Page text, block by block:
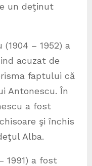
un deţinut
– 1952) a
acuzat de
faptului că
Antonescu. În
a fost
şi închis
Alba.
1991) a fost